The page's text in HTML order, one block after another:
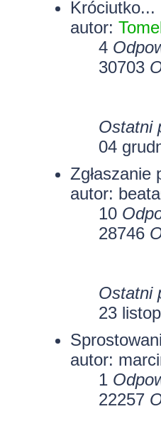
Króciutko...
autor:
4
30703
Ostatni
04
Zgłaszanie
autor:
10
28746
Ostatni
23
autor:
1
22257